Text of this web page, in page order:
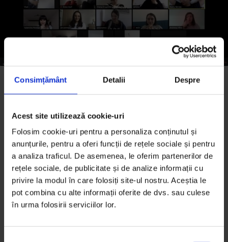
Consimțământ Detalii Despre
Acest site utilizează cookie-uri
Folosim cookie-uri pentru a personaliza conținutul și
anunțurile, pentru a oferi funcții de rețele sociale și pentru
a analiza traficul. De asemenea, le oferim partenerilor de
rețele sociale, de publicitate și de analize informații cu
privire la modul în care folosiți site-ul nostru. Aceștia le
pot combina cu alte informații oferite de dvs. sau culese
în urma folosirii serviciilor lor.
Noi, de dimineață, într-un check-in de 45 de minute în
care am făcut un tur de Zoom să aflăm cum se mai
simte fiecare, cine mănâncă non-stop, cine mănâncă
doar chips, cine a ajuns să-și ia câmpii din cauza
copiilor, cine se bucură de timpul cu ei, cine lucrează
de zbârnâie de acasă, cine mai are puțin și se dă cu
capul de pereți, cine se bucură de o izolare cu
partenerul, cine visează să se încheie.
Dacă sunteți în echipe pentru care cultura și
momentele astea. Faceți-le să se întâmple. Nu trebuie